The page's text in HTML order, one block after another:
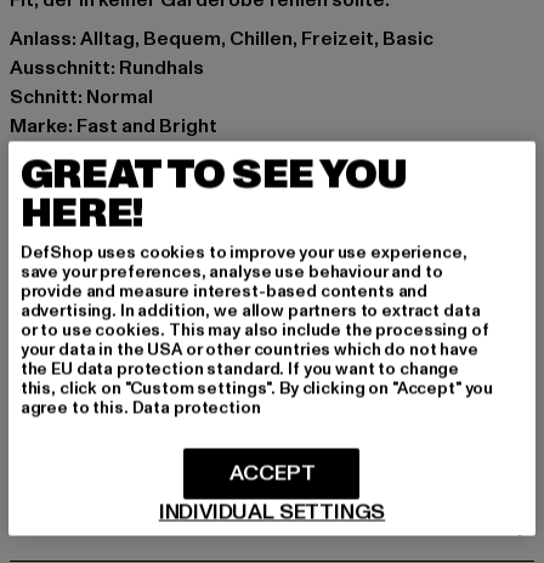
Anlass: Alltag, Bequem, Chillen, Freizeit, Basic
Ausschnitt: Rundhals
Schnitt: Normal
Marke: Fast and Bright
Kat.: T-Shirts
Farbe: braun
Hersteller Farbe: brown
Materialzusammensetzung: 100% Baumwolle
Art.Nr: 2403800114-00075
Hersteller: Fast and Bright Clothing GmbH |
support@fastandbright.de
Pfälzer Straße 81 | 46145 Oberhausen | DE
GRÖSSE & PASSFORM
PFLEGEHINWEISE
GREAT TO SEE YOU
HERE!
DefShop uses cookies to improve your use experience,
save your preferences, analyse use behaviour and to
provide and measure interest-based contents and
advertising. In addition, we allow partners to extract data
or to use cookies. This may also include the processing of
your data in the USA or other countries which do not have
the EU data protection standard. If you want to change
this, click on "Custom settings". By clicking on "Accept" you
agree to this. Data protection
INDIVIDUAL SETTINGS
ACCEPT